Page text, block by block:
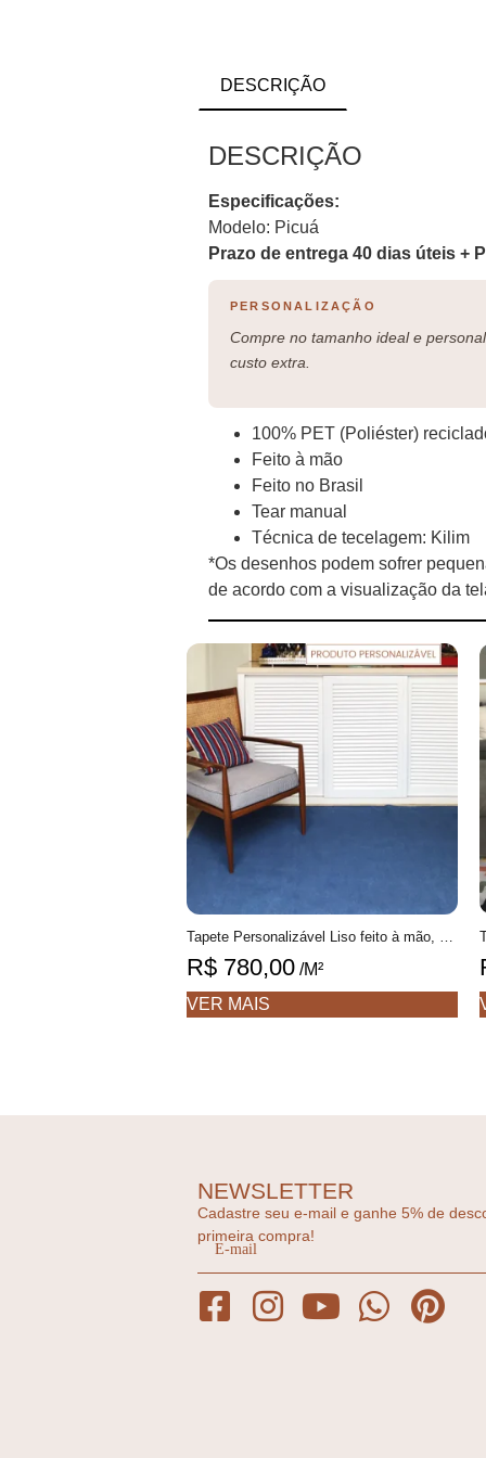
DESCRIÇÃO
DESCRIÇÃO
Especificações:
Modelo: Picuá
Prazo de entrega 40 dias úteis +
PERSONALIZAÇÃO
Compre no tamanho ideal e
custo extra.
100% PET (Poliéster)
Feito à mão
Feito no Brasil
Tear manual
Técnica de tecelagem: Kilim
*Os desenhos podem sofrer
de acordo com a visualização da
R$ 780,00 /M²
VER MAIS
NEWSLETTER
Cadastre seu e-mail e ganhe 5% de
primeira compra!